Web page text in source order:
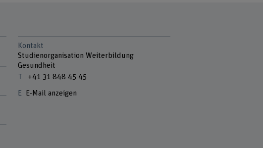
Kontakt
Studienorganisation Weiterbildung
Gesundheit
+41 31 848 45 45
E-Mail anzeigen